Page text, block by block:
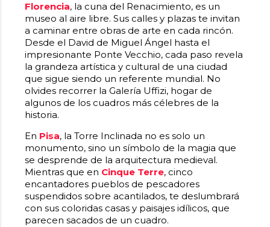
Florencia, la cuna del Renacimiento, es un
museo al aire libre. Sus calles y plazas te invitan
a caminar entre obras de arte en cada rincón.
Desde el David de Miguel Ángel hasta el
impresionante Ponte Vecchio, cada paso revela
la grandeza artística y cultural de una ciudad
que sigue siendo un referente mundial. No
olvides recorrer la Galería Uffizi, hogar de
algunos de los cuadros más célebres de la
historia.
En Pisa, la Torre Inclinada no es solo un
monumento, sino un símbolo de la magia que
se desprende de la arquitectura medieval.
Mientras que en Cinque Terre, cinco
encantadores pueblos de pescadores
suspendidos sobre acantilados, te deslumbrará
con sus coloridas casas y paisajes idílicos, que
parecen sacados de un cuadro.